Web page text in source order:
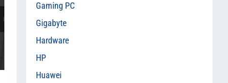
Gaming PC
Gigabyte
Hardware
HP
Huawei